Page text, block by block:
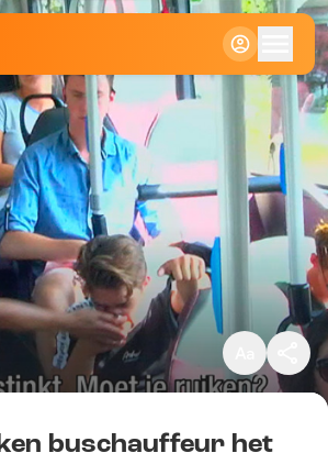
Klein
Standaard
Groot
Kopieer link
buschauffeur het